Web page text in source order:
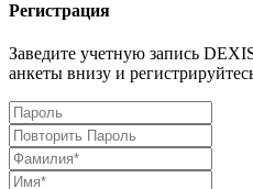
Регистрация
Заведите учетную запись
анкеты внизу и